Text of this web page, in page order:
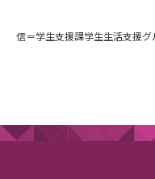
信＝学生支援課学生生活支援グ